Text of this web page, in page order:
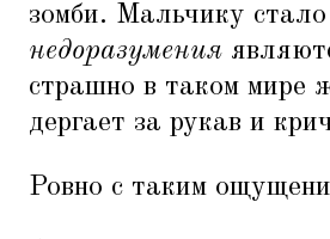
зомби. Мальчику
недоразумения
страшно в таком мире
дергает за рукав и
Ровно с таким